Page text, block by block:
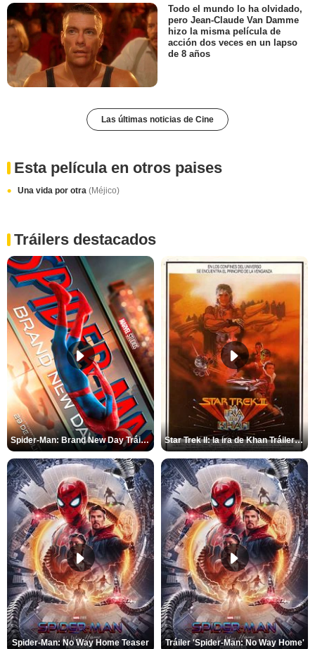
Todo el mundo lo ha olvidado,
pero Jean-Claude Van Damme
hizo la misma película de
acción dos veces en un lapso
de 8 años
Las últimas noticias de Cine
Esta película en otros paises
Una vida por otra (Méjico)
Tráilers destacados
Spider-Man: Brand New Day Tráiler (3) Star Trek II: la ira de Khan Tráiler VO
Spider-Man: No Way Home Teaser Tráiler 'Spider-Man: No Way Home'